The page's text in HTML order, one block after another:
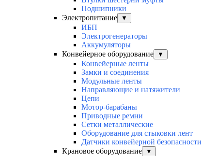
Подшипники
Электропитание
▼
ИБП
Электрогенераторы
Аккумуляторы
Конвейерное оборудование
▼
Конвейерные ленты
Замки и соединения
Модульные ленты
Направляющие и натяжители
Цепи
Мотор-барабаны
Приводные ремни
Сетки металлические
Оборудование для стыковки лент
Датчики конвейерной безопасности
Крановое оборудование
▼